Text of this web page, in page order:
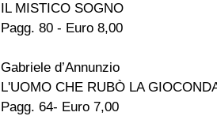
IL MISTICO SOGNO
Pagg. 80 - Euro 8,00
Gabriele d’Annunzio
L'UOMO CHE RUBÒ LA
Pagg. 64- Euro 7,00